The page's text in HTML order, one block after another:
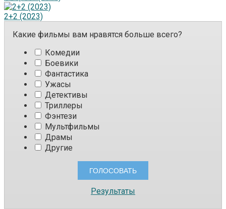
2+2 (2023)
Какие фильмы вам нравятся больше всего?
Комедии
Боевики
Фантастика
Ужасы
Детективы
Триллеры
Фэнтези
Мультфильмы
Драмы
Другие
Результаты